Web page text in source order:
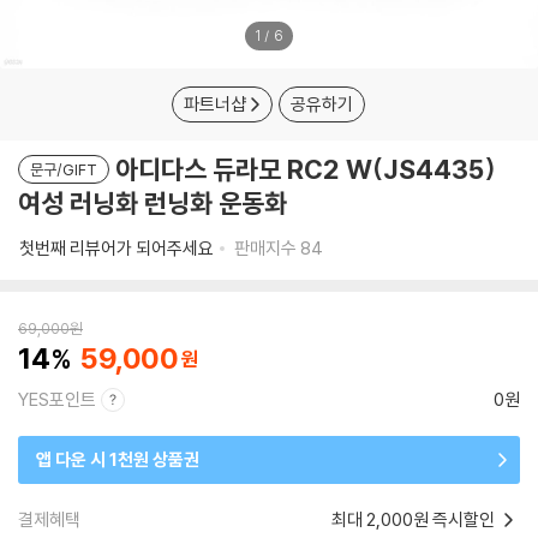
1 / 6
파트너샵 공유하기
문구/GIFT
아디다스 듀라모 RC2 W(JS4435)
여성 러닝화 런닝화 운동화
첫번째 리뷰어가 되어주세요 판매지수 84
69,000원
14 59,000
YES포인트 0원
앱 다운 시 1천원 상품권
결제혜택 최대 2,000원 즉시할인